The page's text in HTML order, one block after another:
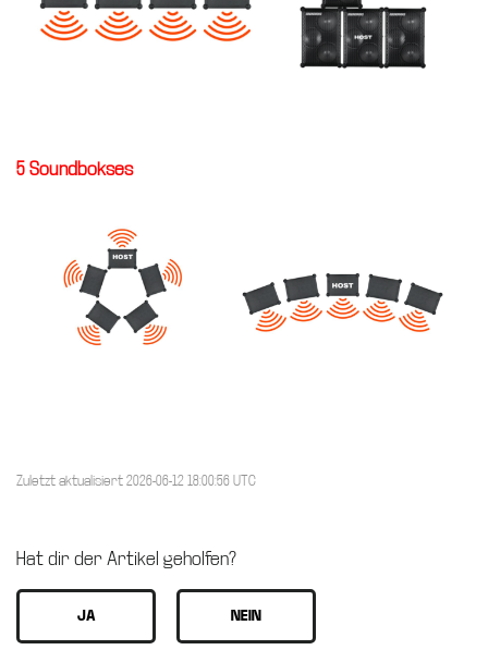
5 Soundbokses
Zuletzt aktualisiert 2026-06-12 18:00:56 UTC
Hat dir der Artikel geholfen?